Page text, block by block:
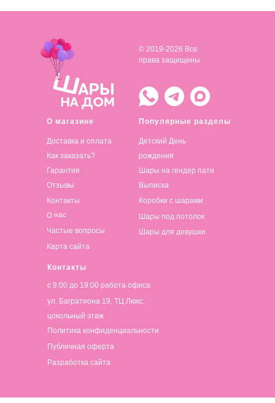
О магазине
Доставка и оплата
Популярные разделы
Детский День
рождения
Контакты
© 2019-2026 Все
права защищены
Как заказать?
Гарантия
Отзывы
Контакты
О нас
Частые вопросы
Карта сайта
Шары на гендер пати
Выписка
Коробки с шарами
Шары под потолок
Шары для девушки
с 9:00 до 19:00 работа офиса
ул. Багратиона 19, ТЦ Люкс,
цокольный этаж
Политика конфиденциальности
Публичная оферта
Разработка сайта